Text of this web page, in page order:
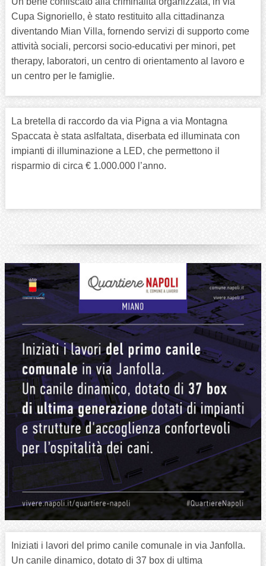
Cupa Signoriello, è stato restituito alla cittadinanza
diventando Mian Villa, fornendo servizi di supporto come
attività sociali, percorsi socio-educativi per minori, pet
therapy, laboratori, un centro di orientamento al lavoro e
un centro per le famiglie.
La bretella di raccordo da via Pigna a via Montagna
Spaccata è stata aslfaltata, diserbata ed illuminata con
impianti di illuminazione a LED, che permettono il
risparmio di circa € 1.000.000 l’anno.
Iniziati i lavori del primo canile comunale in via Janfolla.
Un canile dinamico, dotato di 37 box di ultima